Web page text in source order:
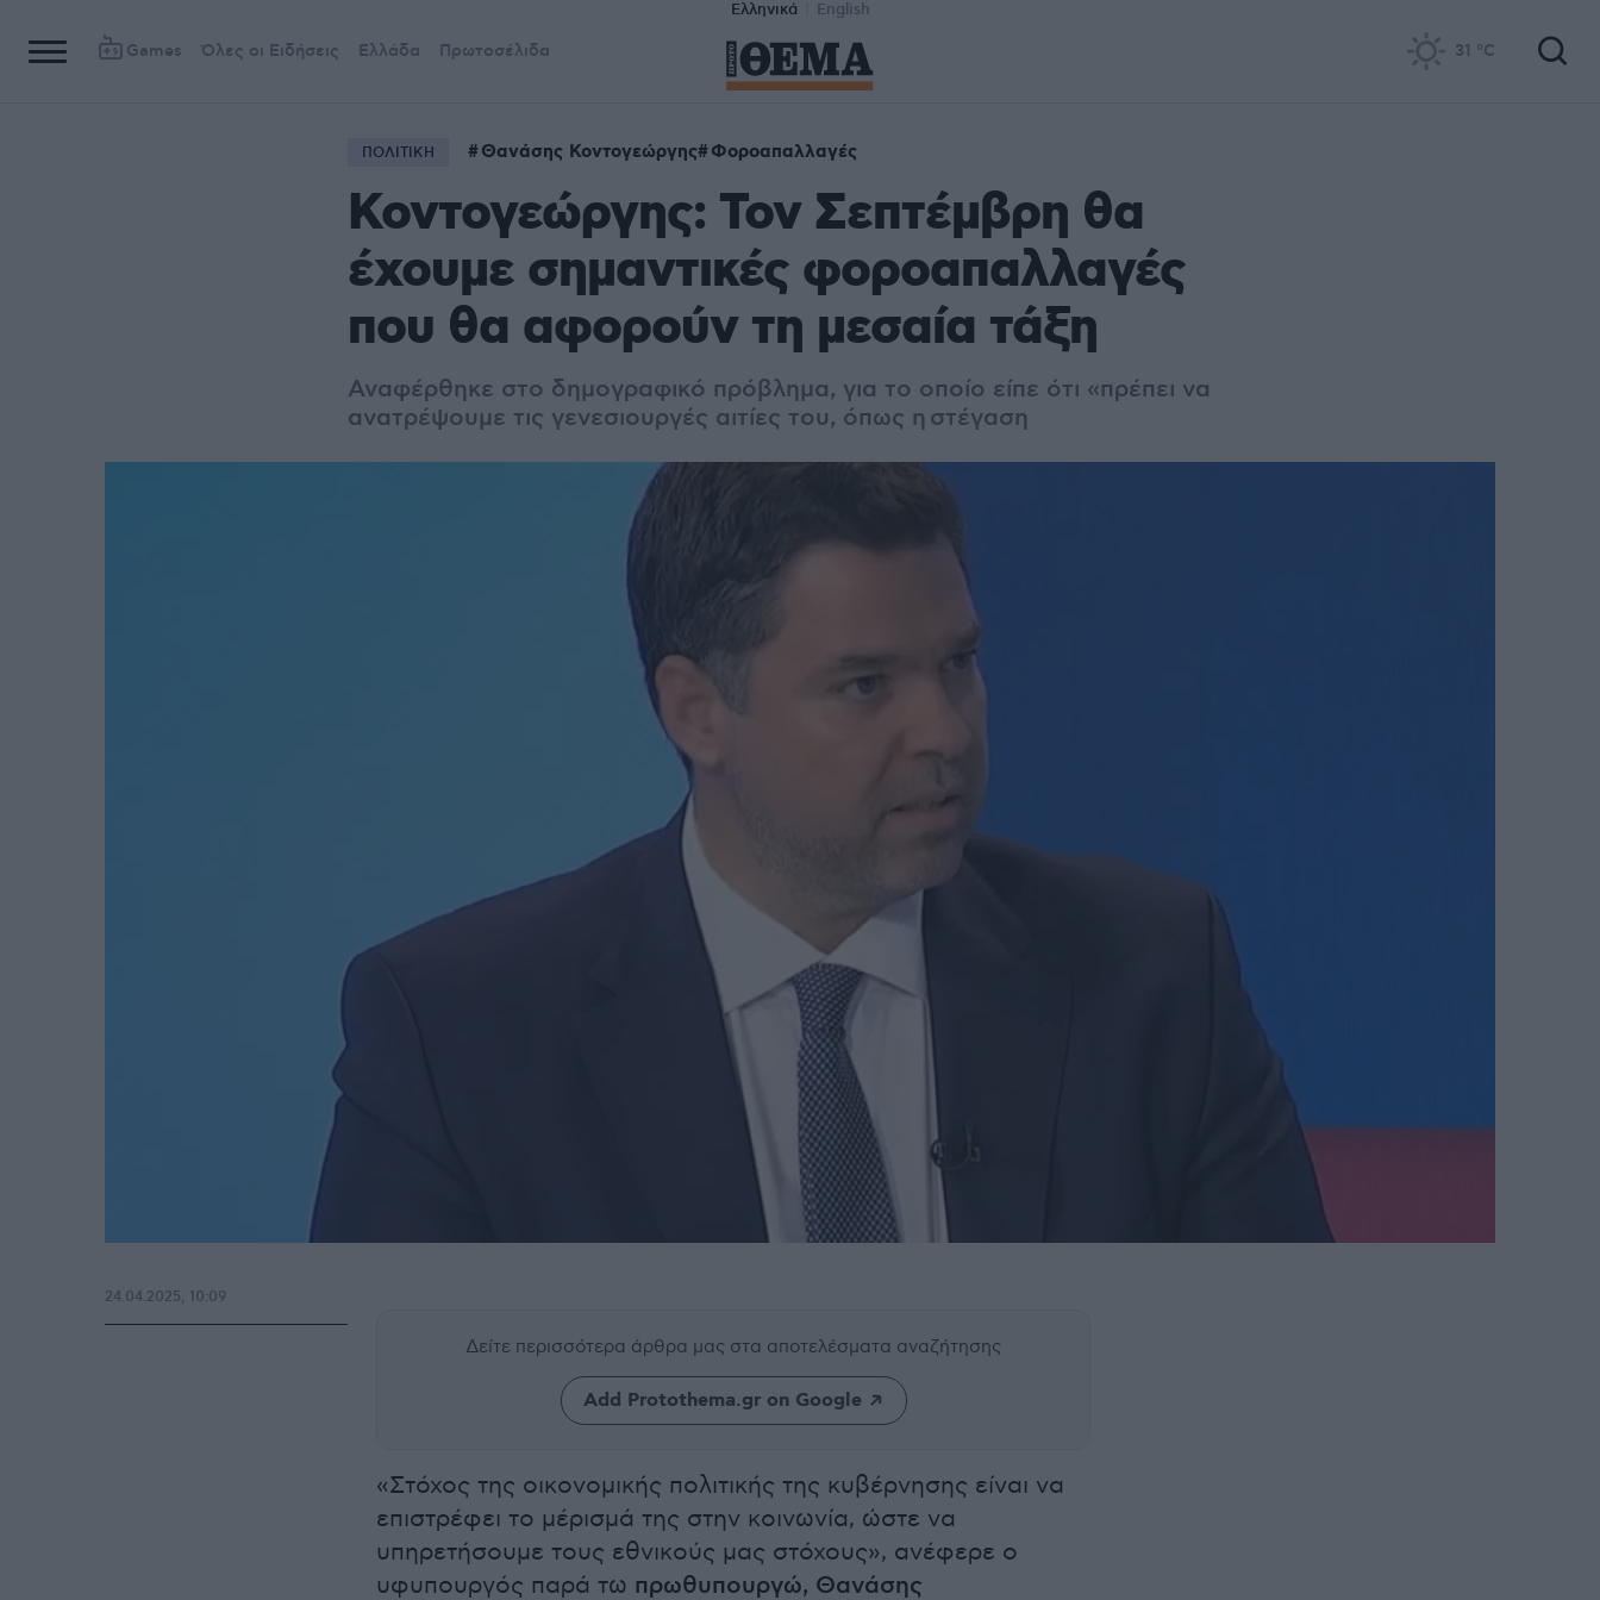
Ελληνικά English
Games Όλες οι Ειδήσεις Ελλάδα Πρωτοσέλιδα 31 °C
ΠΟΛΙΤΙΚΗ Θανάσης Κοντογεώργης Φοροαπαλλαγές
Κοντογεώργης: Τον Σεπτέμβρη θα
έχουμε σημαντικές φοροαπαλλαγές
που θα αφορούν τη μεσαία τάξη
Αναφέρθηκε στο δημογραφικό πρόβλημα, για το οποίο είπε ότι «πρέπει να
ανατρέψουμε τις γενεσιουργές αιτίες του, όπως η στέγαση
Δείτε περισσότερα άρθρα μας στα αποτελέσματα αναζήτησης
Add Protothema.gr on Google
«Στόχος της οικονομικής πολιτικής της κυβέρνησης είναι να
επιστρέφει το μέρισμά της στην κοινωνία, ώστε να
υπηρετήσουμε τους εθνικούς μας στόχους», ανέφερε ο
υφυπουργός παρά τω πρωθυπουργώ, Θανάσης
24.04.2025, 10:09